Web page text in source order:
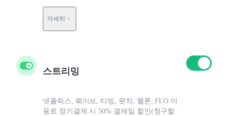
자세히
스트리밍
넷플릭스, 웨이브, 티빙, 왓챠, 멜론, FLO 이
용료 정기결제 시 50% 결제일 할인(청구할